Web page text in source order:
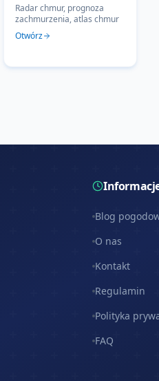
Radar chmur, prognoza
zachmurzenia, atlas chmur
Otwórz
Blog
O nas
Kontakt
Regulamin
Polityka
FAQ